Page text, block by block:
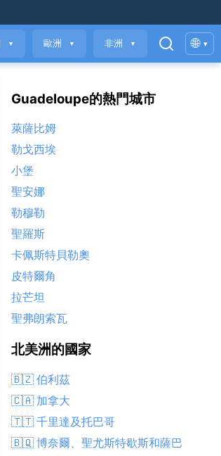
▼ 歐洲 ▼ 非洲 ▼ 🌐 ▾
Guadeloupe的熱門城市
萊薩比姆
勒戈西埃
小堡
聖安娜
勒穆勒
聖羅斯
卡佩斯特貝勒奧
皮特爾角
拉芒坦
聖弗朗索瓦
北美洲的國家
🇧🇿 伯利茲
🇨🇦 加拿大
🇹🇹 千里達及托巴哥
🇧🇶 博奈爾、聖尤斯特歇斯和薩巴